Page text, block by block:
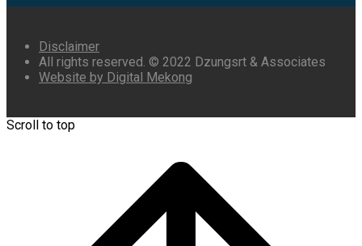
Disclaimer
All rights reserved. © 2022 Dzungsrt & Associates
Website by Digital Mekong
Scroll to top